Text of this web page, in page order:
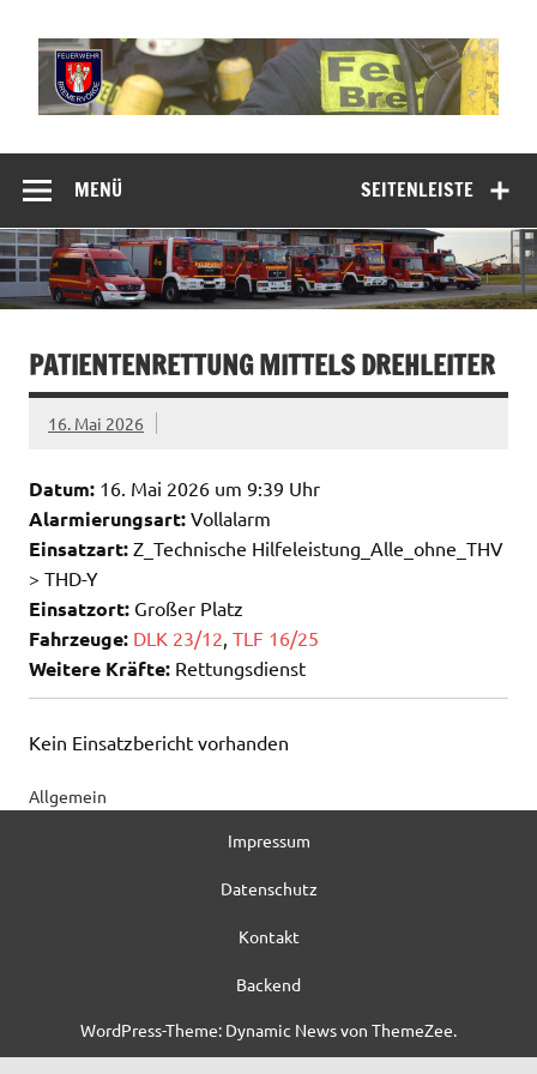
springen
Freiwillige
Feuerwehr
Bremervörde
SEITENLEISTE
MENÜ
PATIENTENRETTUNG MITTELS DREHLEITER
16. Mai 2026
Datum: 16. Mai 2026 um 9:39 Uhr
Alarmierungsart: Vollalarm
Einsatzart: Z_Technische Hilfeleistung_Alle_ohne_THV
> THD-Y
Einsatzort: Großer Platz
Fahrzeuge: DLK 23/12, TLF 16/25
Weitere Kräfte: Rettungsdienst
Kein Einsatzbericht vorhanden
Allgemein
Impressum
Datenschutz
Kontakt
Backend
WordPress-Theme: Dynamic News von ThemeZee.